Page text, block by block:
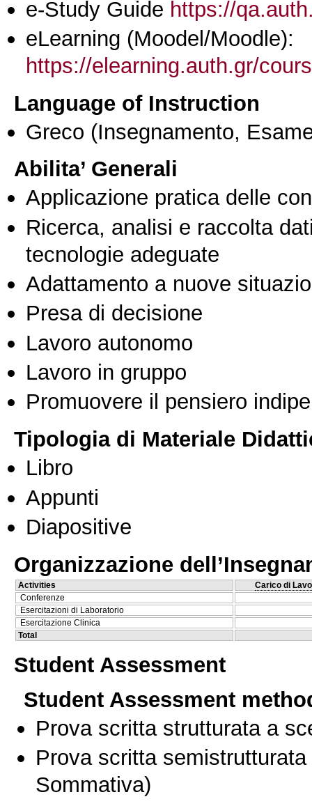
e-Study Guide https://
eLearning (Moodel/Moodle):
https://elearning.auth.gr/
Language of Instruction
Greco (Insegnamento,
Abilita’ Generali
Applicazione pratica delle
Ricerca, analisi e raccolta
tecnologie adeguate
Adattamento a nuove
Presa di decisione
Lavoro autonomo
Lavoro in gruppo
Promuovere il pensiero
Tipologia di Materiale
Libro
Appunti
Diapositive
Organizzazione
Activities
Carico di
Conferenze
Esercitazioni di Laboratorio
Esercitazione Clinica
Total
Student Assessment
Student Assessment
Prova scritta strutturata a
Prova scritta
Sommativa)